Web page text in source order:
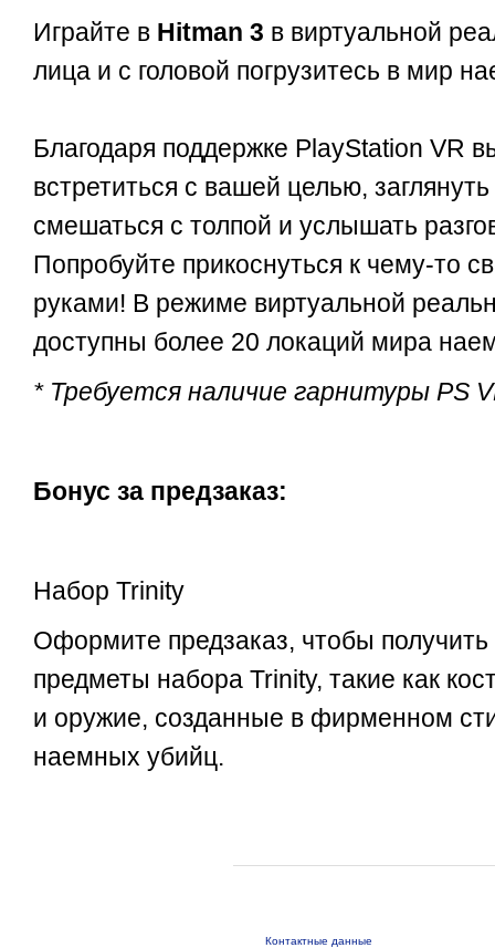
Играйте в Hitman 3 в виртуальной
лица и с головой погрузитесь в мир
Благодаря поддержке PlayStation VR
встретиться с вашей целью, заглянуть
смешаться с толпой и услышать
Попробуйте прикоснуться к чему-то
руками! В режиме виртуальной
доступны более 20 локаций мира
* Требуется наличие гарнитуры PS
Бонус за предзаказ:
Набор Trinity
Оформите предзаказ, чтобы
предметы набора Trinity, такие как
и оружие, созданные в фирменном
наемных убийц.
Контактные данные